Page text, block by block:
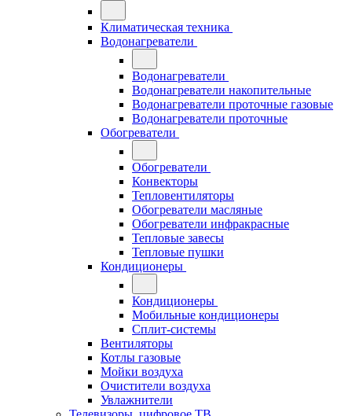
Климатическая техника
Водонагреватели
Водонагреватели
Водонагреватели накопительные
Водонагреватели проточные газовые
Водонагреватели проточные
Обогреватели
Обогреватели
Конвекторы
Тепловентиляторы
Обогреватели масляные
Обогреватели инфракрасные
Тепловые завесы
Тепловые пушки
Кондиционеры
Кондиционеры
Мобильные кондиционеры
Сплит-системы
Вентиляторы
Котлы газовые
Мойки воздуха
Очистители воздуха
Увлажнители